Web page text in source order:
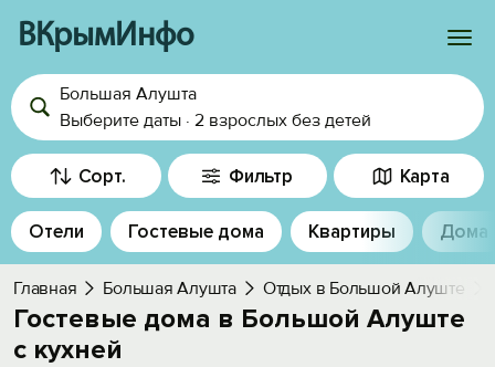
ВКрымИнфо
Войти
Избранное
История просмотра
Добавить свой объект
Большая Алушта
Выберите даты · 2 взрослых без детей
Сорт. Фильтр Карта
Отели Гостевые дома Квартиры Дома
Главная Большая Алушта Отдых в Большой Алуште
Гостевые дома в Большой Алуште
с кухней